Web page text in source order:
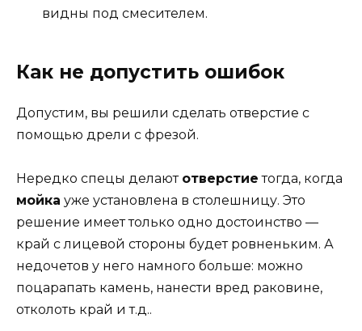
видны под смесителем.
Как не допустить ошибок
Допустим, вы решили сделать отверстие с
помощью дрели с фрезой.
Нередко спецы делают отверстие тогда, когда
мойка уже установлена в столешницу. Это
решение имеет только одно достоинство —
край с лицевой стороны будет ровненьким. А
недочетов у него намного больше: можно
поцарапать камень, нанести вред раковине,
отколоть край и т.д..